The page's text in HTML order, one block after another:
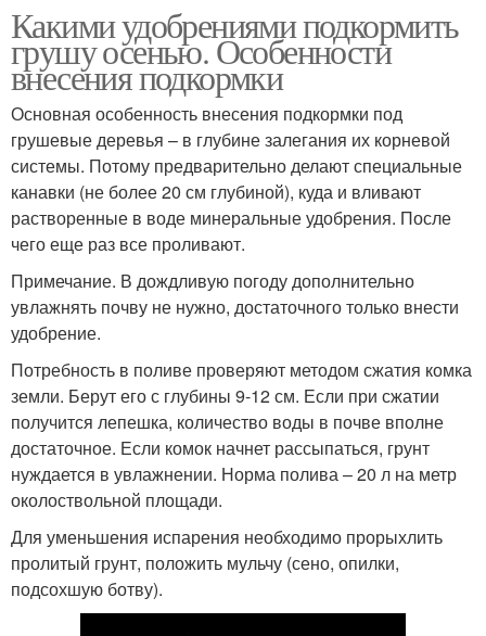
Какими удобрениями подкормить
грушу осенью. Особенности
внесения подкормки
Основная особенность внесения подкормки под
грушевые деревья – в глубине залегания их корневой
системы. Потому предварительно делают специальные
канавки (не более 20 см глубиной), куда и вливают
растворенные в воде минеральные удобрения. После
чего еще раз все проливают.
Примечание. В дождливую погоду дополнительно
увлажнять почву не нужно, достаточного только внести
удобрение.
Потребность в поливе проверяют методом сжатия комка
земли. Берут его с глубины 9-12 см. Если при сжатии
получится лепешка, количество воды в почве вполне
достаточное. Если комок начнет рассыпаться, грунт
нуждается в увлажнении. Норма полива – 20 л на метр
околоствольной площади.
Для уменьшения испарения необходимо прорыхлить
пролитый грунт, положить мульчу (сено, опилки,
подсохшую ботву).